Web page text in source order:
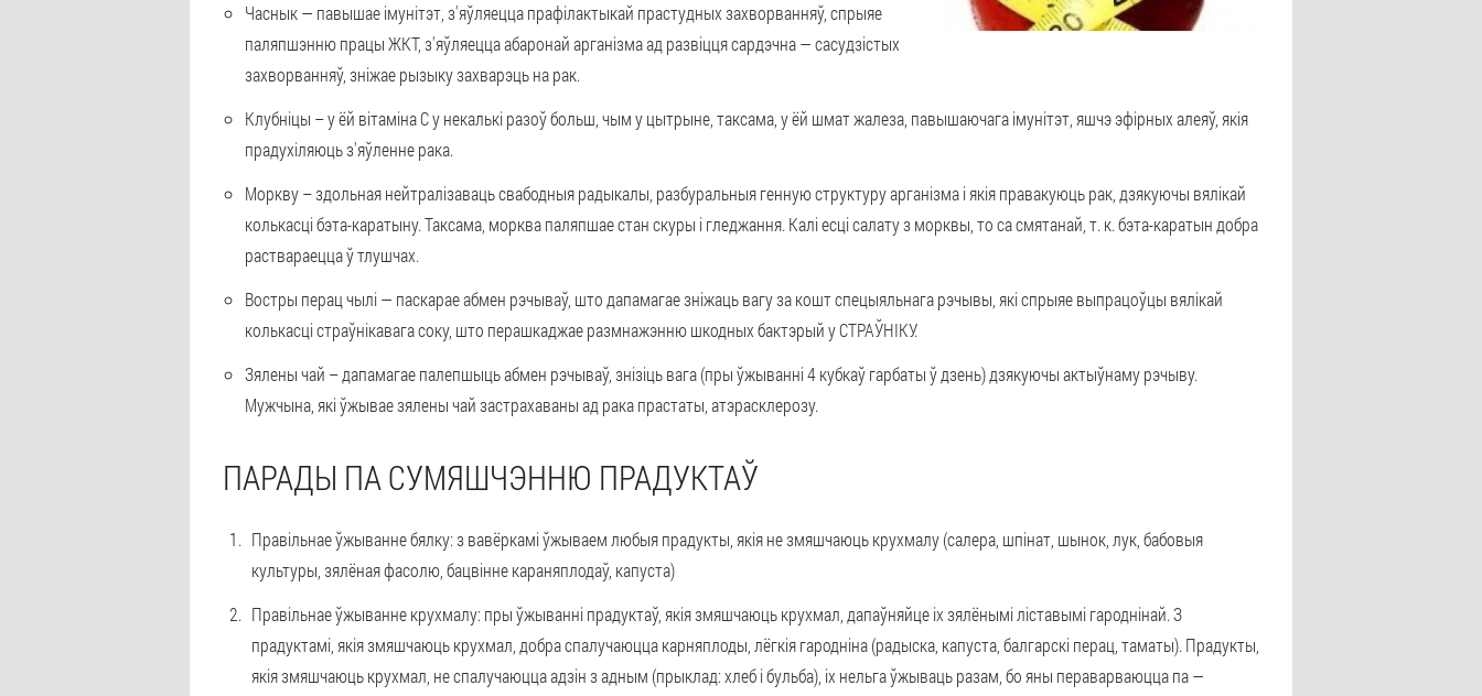
Часнык — павышае імунітэт, з'яўляецца прафілактыкай прастудных захворванняў, спрыяе
паляпшэнню працы ЖКТ, з'яўляецца абаронай арганізма ад развіцця сардэчна — сасудзістых
захворванняў, зніжае рызыку захварэць на рак.
Клубніцы – у ёй вітаміна С у некалькі разоў больш, чым у цытрыне, таксама, у ёй шмат жалеза, павышаючага імунітэт, яшчэ эфірных алеяў, якія
прадухіляюць з'яўленне рака.
Моркву – здольная нейтралізаваць свабодныя радыкалы, разбуральныя генную структуру арганізма і якія правакуюць рак, дзякуючы вялікай
колькасці бэта-каратыну. Таксама, морква паляпшае стан скуры і гледжання. Калі есці салату з морквы, то са смятанай, т. к. бэта-каратын добра
раствараецца ў тлушчах.
Востры перац чылі — паскарае абмен рэчываў, што дапамагае зніжаць вагу за кошт спецыяльнага рэчывы, які спрыяе выпрацоўцы вялікай
колькасці страўнікавага соку, што перашкаджае размнажэнню шкодных бактэрый у СТРАЎНІКУ.
Зялены чай – дапамагае палепшыць абмен рэчываў, знізіць вага (пры ўжыванні 4 кубкаў гарбаты ў дзень) дзякуючы актыўнаму рэчыву.
Мужчына, які ўжывае зялены чай застрахаваны ад рака прастаты, атэрасклерозу.
ПАРАДЫ ПА СУМЯШЧЭННЮ ПРАДУКТАЎ
Правільнае ўжыванне бялку: з вавёркамі ўжываем любыя прадукты, якія не змяшчаюць крухмалу (салера, шпінат, шынок, лук, бабовыя
культуры, зялёная фасолю, бацвінне караняплодаў, капуста)
Правільнае ўжыванне крухмалу: пры ўжыванні прадуктаў, якія змяшчаюць крухмал, дапаўняйце іх зялёнымі ліставымі гароднінай. З
прадуктамі, якія змяшчаюць крухмал, добра спалучаюцца карняплоды, лёгкія гародніна (радыска, капуста, балгарскі перац, таматы). Прадукты,
якія змяшчаюць крухмал, не спалучаюцца адзін з адным (прыклад: хлеб і бульба), іх нельга ўжываць разам, бо яны пераварваюцца па —